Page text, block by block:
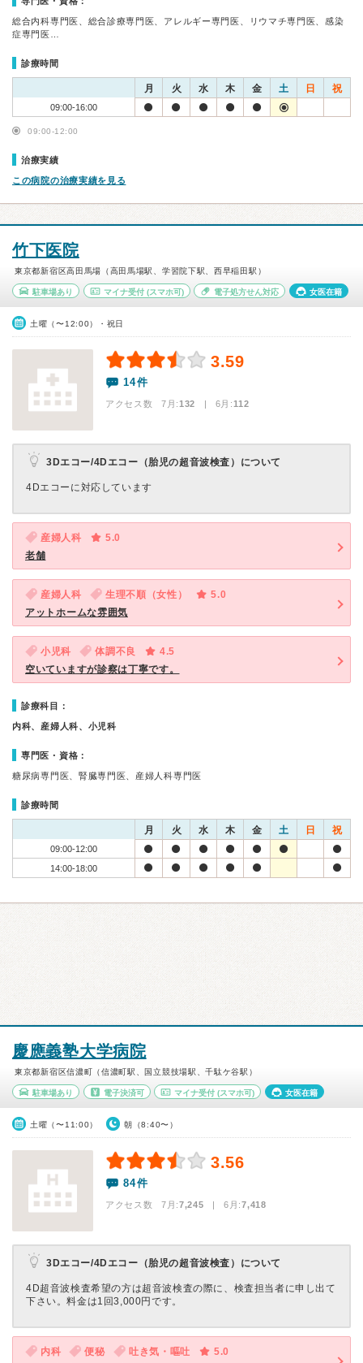
総合内科専門医、総合診療専門医、アレルギー専門医、リウマチ専門医、感染
症専門医…
診療時間
月 火 水 木 金 土 日 祝
09:00-16:00
09:00-12:00
治療実績
この病院の治療実績を見る
竹下医院
東京都新宿区高田馬場（高田馬場駅、学習院下駅、西早稲田駅）
駐車場あり マイナ受付(スマホ可) 電子処方せん対応 女医在籍
土曜（〜12:00）・祝日
3.59
14件
アクセス数 7月:132 | 6月:112
3Dエコー/4Dエコー（胎児の超音波検査）について
4Dエコーに対応しています
産婦人科
5.0
老舗
産婦人科 生理不順（女性）
5.0
アットホームな雰囲気
小児科 体調不良
4.5
空いていますが診察は丁寧です。
診療科目：
内科、産婦人科、小児科
専門医・資格：
糖尿病専門医、腎臓専門医、産婦人科専門医
診療時間
月 火 水 木 金 土 日 祝
09:00-12:00
14:00-18:00
慶應義塾大学病院
東京都新宿区信濃町（信濃町駅、国立競技場駅、千駄ケ谷駅）
駐車場あり 電子決済可 マイナ受付 (スマホ可) 女医在籍
土曜（〜11:00） 朝（8:40〜）
3.56
84件
アクセス数 7月:7,245 | 6月:7,418
3Dエコー/4Dエコー（胎児の超音波検査）について
4D超音波検査希望の方は超音波検査の際に、検査担当者に申し出て
下さい。料金は1回3,000円です。
内科 便秘 吐き気・嘔吐
5.0